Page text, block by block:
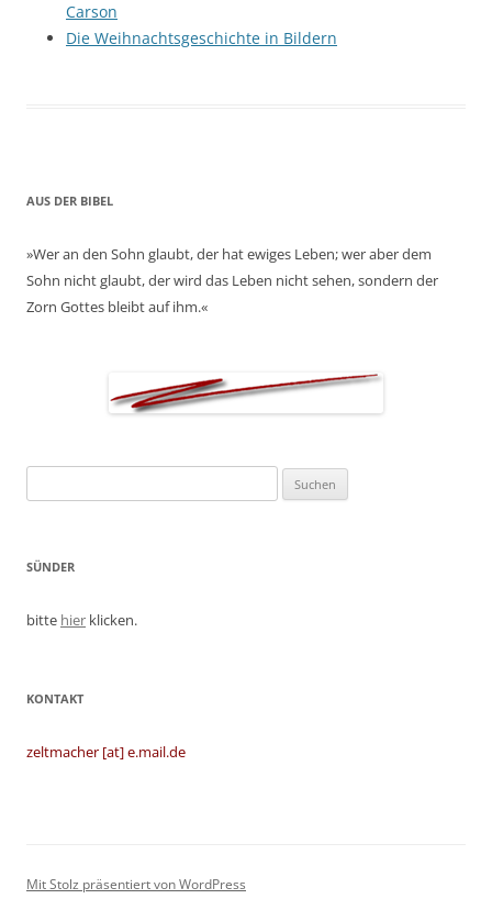
Carson
Die Weihnachtsgeschichte in Bildern
AUS DER BIBEL
»Wer an den Sohn glaubt, der hat ewiges Leben; wer aber dem
Sohn nicht glaubt, der wird das Leben nicht sehen, sondern der
Zorn Gottes bleibt auf ihm.«
nach:
SÜNDER
bitte hier klicken.
KONTAKT
zeltmacher [at] e.mail.de
Mit Stolz präsentiert von WordPress